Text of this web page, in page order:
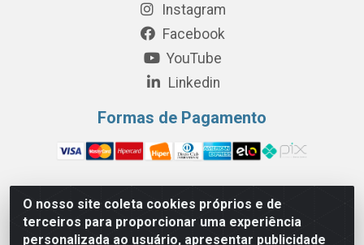
O nosso site coleta cookies próprios e de
terceiros para proporcionar uma experiência
personalizada ao usuário, apresentar publicidade
Instagram
Facebook
YouTube
Linkedin
Formas de Pagamento
Perola Distribuição e Logística S/A - Av. Anhanguera km 24 N°
200 Bloco 12-A -Jardim Jaraguá, São Paulo/SP - Cep 05.275-